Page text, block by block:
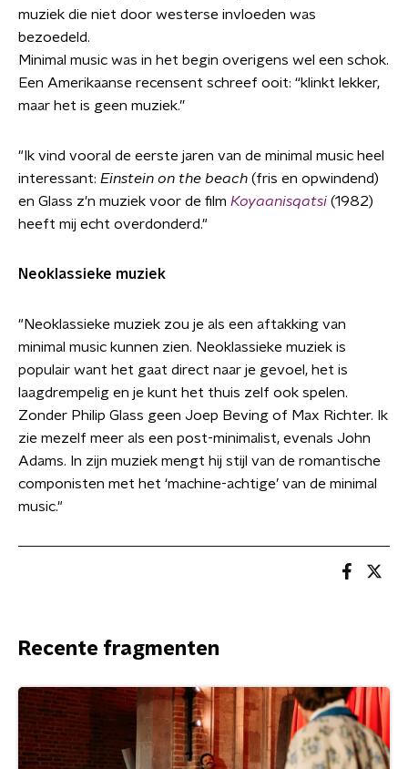
muziek die niet door westerse invloeden was
bezoedeld.
Minimal music was in het begin overigens wel een schok.
Een Amerikaanse recensent schreef ooit: “klinkt lekker,
maar het is geen muziek.”
"Ik vind vooral de eerste jaren van de minimal music heel
interessant: Einstein on the beach (fris en opwindend)
en Glass z'n muziek voor de film Koyaanisqatsi (1982)
heeft mij echt overdonderd."
Neoklassieke muziek
"Neoklassieke muziek zou je als een aftakking van
minimal music kunnen zien. Neoklassieke muziek is
populair want het gaat direct naar je gevoel, het is
laagdrempelig en je kunt het thuis zelf ook spelen.
Zonder Philip Glass geen Joep Beving of Max Richter. Ik
zie mezelf meer als een post-minimalist, evenals John
Adams. In zijn muziek mengt hij stijl van de romantische
componisten met het ‘machine-achtige’ van de minimal
music."
Recente fragmenten